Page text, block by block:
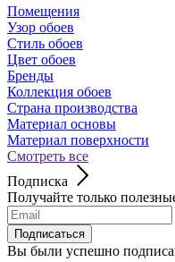
Помещения
Узор обоев
Стиль обоев
Цвет обоев
Бренды
Коллекция обоев
Страна производства
Материал основы
Материал поверхности
Смотреть все
Подписка
Получайте только
Подписаться
Вы были успешно